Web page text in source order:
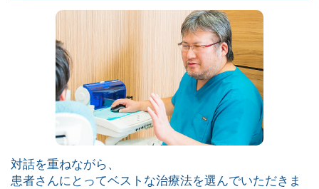
対話を重ねながら、
患者さんにとってベストな治療法を選んでいただきま